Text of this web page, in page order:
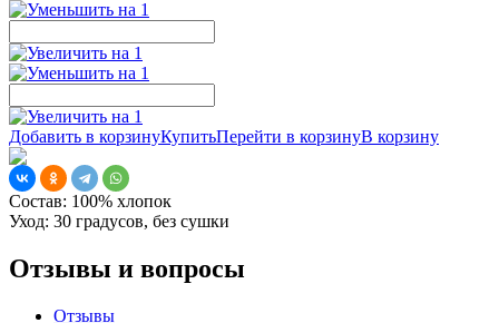
Добавить в корзинуКупитьПерейти в корзинуВ корзину
Состав: 100% хлопок
Уход: 30 градусов, без сушки
Отзывы и вопросы
Отзывы